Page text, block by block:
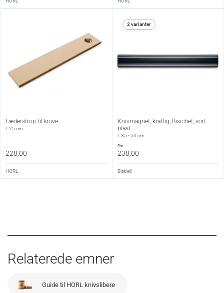
Læderstrop til knive
L 25 cm
228,00
HORL
2 varianter
Knivmagnet, kraftig, Bisichef, sort
plast
L 35 - 50 cm
fra
238,00
Bisbell
Relaterede emner
Guide til HORL knivslibere